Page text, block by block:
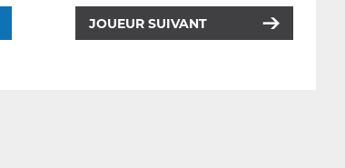
JOUEUR SUIVANT